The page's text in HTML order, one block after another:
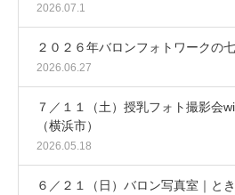
2026.07.1
２０２６年バロンフォトワークの
2026.06.27
７／１１（土）授乳フォト撮影会
（横浜市）
2026.05.18
６／２１（日）バロン写真室｜と